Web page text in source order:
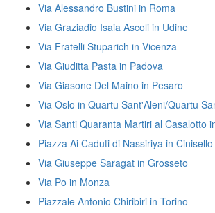
Via Alessandro Bustini in Roma
Via Graziadio Isaia Ascoli in Udine
Via Fratelli Stuparich in Vicenza
Via Giuditta Pasta in Padova
Via Giasone Del Maino in Pesaro
Via Oslo in Quartu Sant'Aleni/Quartu
Via Santi Quaranta Martiri al Casalotto
Piazza Ai Caduti di Nassiriya in
Via Giuseppe Saragat in Grosseto
Via Po in Monza
Piazzale Antonio Chiribiri in Torino